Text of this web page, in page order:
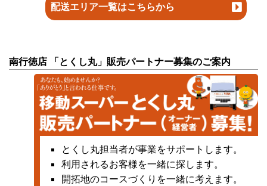
配送エリア一覧はこちらから
南行徳店 「とくし丸」販売パートナー募集のご案内
とくし丸担当者が事業をサポートします。
利用されるお客様を一緒に探します。
開拓地のコースづくりを一緒に考えます。